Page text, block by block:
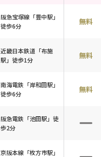
阪急宝塚線「豊中駅」
徒歩6分
無料
近畿日本鉄道「布施
駅」徒歩1分
無料
南海電鉄「岸和田駅」
徒歩6分
無料
阪急電鉄「池田駅」徒
歩2分
京阪本線「枚方市駅」